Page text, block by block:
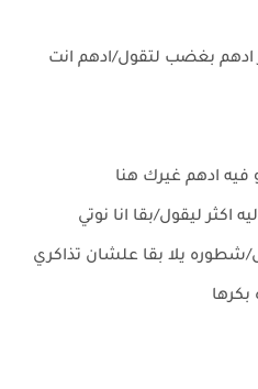
ادهم بغضب لتقول/ادهم انت
ادهم غيرك هنا
اكثر ليقول/بقا انا نوتي
شطوره يلا بقا علشان تذاكري
بكرها